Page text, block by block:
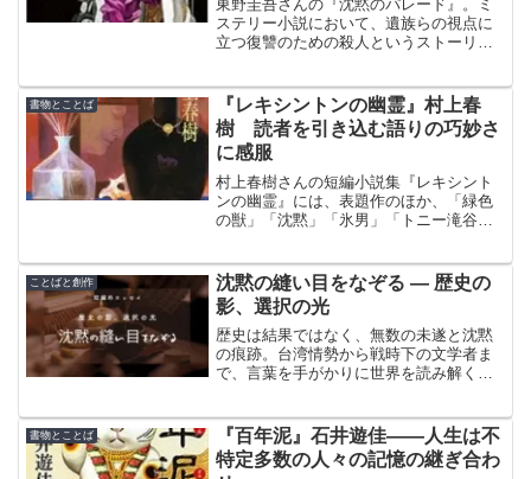
東野圭吾さんの『沈黙のパレード』。ミ
ステリー小説において、遺族らの視点に
立つ復讐のための殺人というストーリー
の真相や話の展開に関心を持ち続けなが
ら読了できた。
書物とことば
『レキシントンの幽霊』村上春
樹 読者を引き込む語りの巧妙さ
に感服
村上春樹さんの短編小説集『レキシント
ンの幽霊』には、表題作のほか、「緑色
の獣」「沈黙」「氷男」「トニー滝谷」
の展開に引き込まれ、語りの秀逸さを味
わうことができた。
ことばと創作
沈黙の縫い目をなぞる ― 歴史の
影、選択の光
歴史は結果ではなく、無数の未遂と沈黙
の痕跡。台湾情勢から戦時下の文学者ま
で、言葉を手がかりに世界を読み解く短
書物とことば
『百年泥』石井遊佳――人生は不
特定多数の人々の記憶の継ぎ合わ